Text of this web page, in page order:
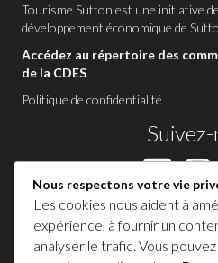
Tourisme Sutton est une initiative
développement économique de
Accédez au répertoire des
de la CDES.
Politique de confidentialité
Contactez-
1 450
Nous respectons votre vie
Les cookies nous aident à
expérience, à fournir un
analyser le trafic. Vous